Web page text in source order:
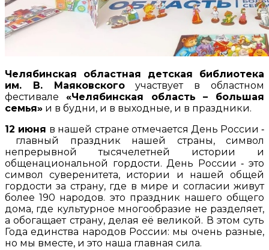
Челябинская областная детская библиотека
им. В. Маяковскогоучаствует в областном
фестивале «Челябинская область – большая
семья» и в будни, и в выходные, и в праздники.
12 июня в нашей стране отмечается День России ‑
главный праздник нашей страны, символ
непрерывной тысячелетней истории и
общенациональной гордости. День России ‑ это
символ суверенитета, истории и нашей общей
гордости за страну, где в мире и согласии живут
более 190 народов. это праздник нашего общего
дома, где культурное многообразие не разделяет,
а обогащает страну, делая её великой. В этом суть
Года единства народов России: мы очень разные,
но мы вместе, и это наша главная сила.